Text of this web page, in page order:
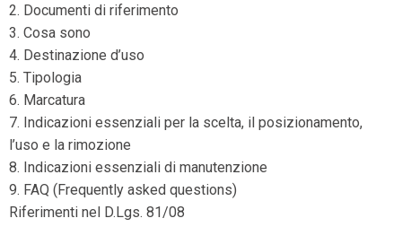
2. Documenti di riferimento
3. Cosa sono
4. Destinazione d’uso
5. Tipologia
6. Marcatura
7. Indicazioni essenziali per la scelta, il posizionamento,
l’uso e la rimozione
8. Indicazioni essenziali di manutenzione
9. FAQ (Frequently asked questions)
Riferimenti nel D.Lgs. 81/08